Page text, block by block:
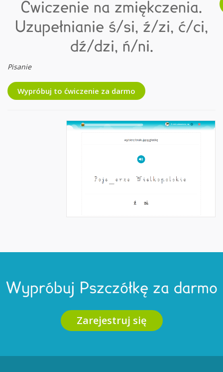
Ćwiczenie na zmiękczenia.
Uzupełnianie ś/si, ź/zi, ć/ci,
dź/dzi, ń/ni.
Pisanie
Wypróbuj to ćwiczenie za darmo
Wypróbuj Pszczółkę za darmo
Zarejestruj się